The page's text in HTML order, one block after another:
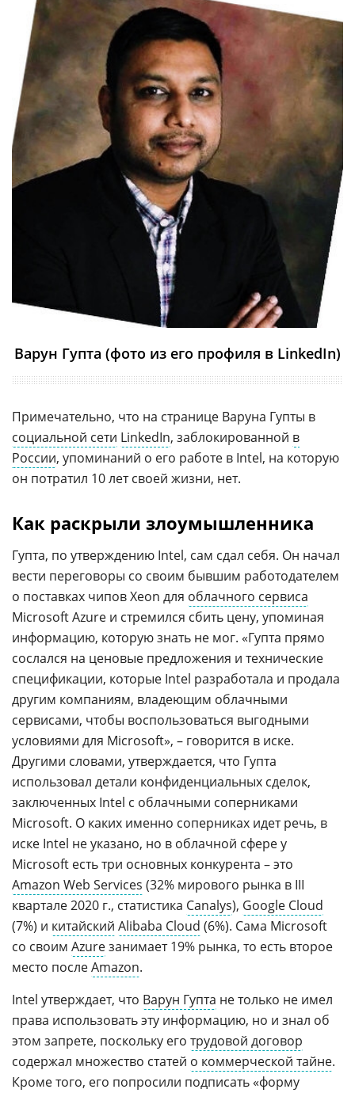
Варун Гупта (фото из его профиля в LinkedIn)
Примечательно, что на странице Варуна Гупты в
социальной сети LinkedIn, заблокированной в
России, упоминаний о его работе в Intel, на которую
он потратил 10 лет своей жизни, нет.
Как раскрыли злоумышленника
Гупта, по утверждению Intel, сам сдал себя. Он начал
вести переговоры со своим бывшим работодателем
о поставках чипов Xeon для облачного сервиса
Microsoft Azure и стремился сбить цену, упоминая
информацию, которую знать не мог. «Гупта прямо
сослался на ценовые предложения и технические
спецификации, которые Intel разработала и продала
другим компаниям, владеющим облачными
сервисами, чтобы воспользоваться выгодными
условиями для Microsoft», – говорится в иске.
Другими словами, утверждается, что Гупта
использовал детали конфиденциальных сделок,
заключенных Intel с облачными соперниками
Microsoft. О каких именно соперниках идет речь, в
иске Intel не указано, но в облачной сфере у
Microsoft есть три основных конкурента – это
Amazon Web Services (32% мирового рынка в III
квартале 2020 г., статистика Canalys), Google Cloud
(7%) и китайский Alibaba Cloud (6%). Сама Microsoft
со своим Azureзанимает 19% рынка, то есть второе
место послеAmazon.
Intel утверждает, что Варун Гупта не только не имел
права использовать эту информацию, но и знал об
этом запрете, поскольку его трудовой договор
содержал множество статей о коммерческой тайне.
Кроме того, его попросили подписать «форму